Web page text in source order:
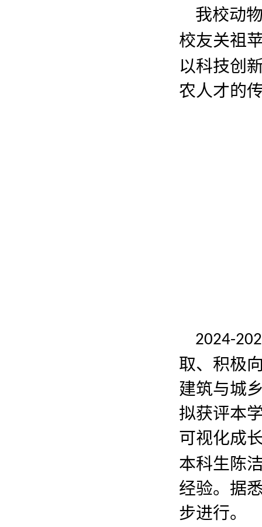
我校动
校友关祖
以科技创
农人才的
2024-
取、积极
建筑与城
拟获评本
可视化成
本科生陈
经验。据
步进行。